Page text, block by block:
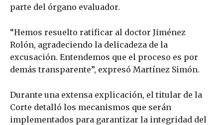
parte del órgano evaluador.
“Hemos resuelto ratificar al doctor Jiménez
Rolón, agradeciendo la delicadeza de la
excusación. Entendemos que el proceso es por
demás transparente”, expresó Martínez Simón.
Durante una extensa explicación, el titular de la
Corte detalló los mecanismos que serán
implementados para garantizar la integridad del